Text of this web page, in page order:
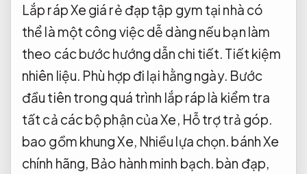
Lắp ráp Xe giá rẻ đạp tập gym tại nhà có
thể là một công việc dễ dàng nếu bạn làm
theo các bước hướng dẫn chi tiết. Tiết kiệm
nhiên liệu. Phù hợp đi lại hằng ngày. Bước
đầu tiên trong quá trình lắp ráp là kiểm tra
tất cả các bộ phận của Xe, Hỗ trợ trả góp.
bao gồm khung Xe, Nhiều lựa chọn. bánh Xe
chính hãng, Bảo hành minh bạch. bàn đạp,